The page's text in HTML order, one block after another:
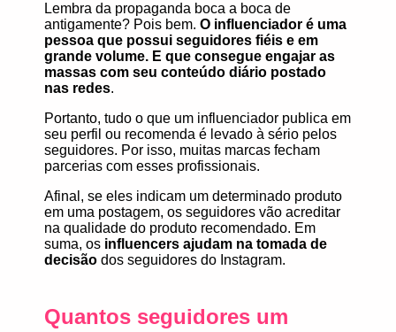
Lembra da propaganda boca a boca de
antigamente? Pois bem. O influenciador é uma
pessoa que possui seguidores fiéis e em
grande volume. E que consegue engajar as
massas com seu conteúdo diário postado
nas redes.
Portanto, tudo o que um influenciador publica em
seu perfil ou recomenda é levado à sério pelos
seguidores. Por isso, muitas marcas fecham
parcerias com esses profissionais.
Afinal, se eles indicam um determinado produto
em uma postagem, os seguidores vão acreditar
na qualidade do produto recomendado. Em
suma, os influencers ajudam na tomada de
decisão dos seguidores do Instagram.
Quantos seguidores um